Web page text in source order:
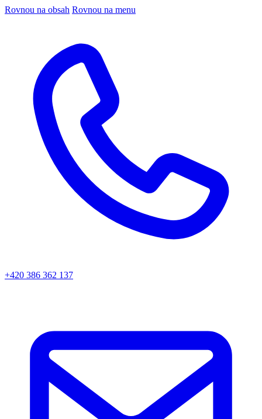
Rovnou na obsah Rovnou na menu
+420 386 362 137